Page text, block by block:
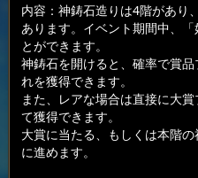
内容：神鋳石造りは4階があり
あります。イベント期間中、
とができます。
神鋳石を開けると、確率で賞
れを獲得できます。
また、レアな場合は直接に大
て獲得できます。
大賞に当たる、もしくは本階
に進めます。